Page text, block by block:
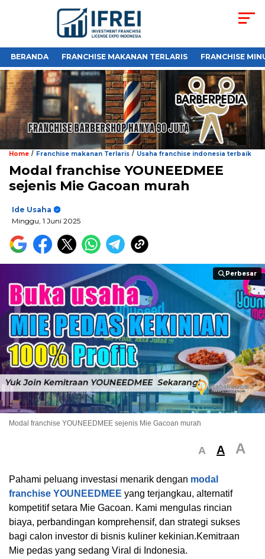
BERANDA FRANCHISE MAKANAN TERLARIS FRANCHISE
Home / Franchise makanan Terlaris / Usaha franchise indonesia terbaik
Modal franchise YOUNEEDMEE
sejenis Mie Gacoan murah
Ide Usaha
Minggu, 1 Juni 2025
Perbesar
Perbesar
Modal franchise YOUNEEDMEE sejenis Mie Gacoan murah
A A A
Pahami peluang investasi menarik dengan modal
franchise YOUNEEDMEE yang terjangkau, alternatif
kompetitif setara Mie Gacoan. Kami mengulas rincian
biaya, perbandingan komprehensif, dan strategi sukses
bagi calon investor di bisnis kuliner kekinian.Kemitraan
Mie pedas yang sedang Viral di Indonesia.